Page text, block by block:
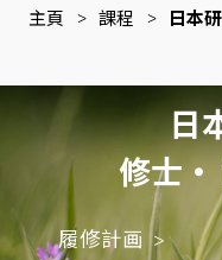
主頁 > 課程 > 日本
履修計画
日
修士